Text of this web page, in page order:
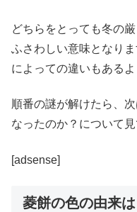
どちらをとっても冬の
ふさわしい意味となり
によっての違いもあるよ
順番の謎が解けたら、
なったのか？について見
[adsense]
菱餅の色の由来